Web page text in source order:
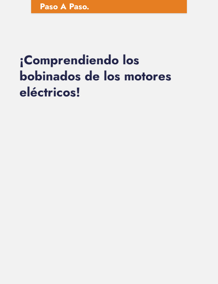
Paso A Paso.
¡Comprendiendo los
bobinados de los motores
eléctricos!